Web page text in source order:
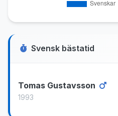
Svensk bästatid
Tomas Gustavsson
1993